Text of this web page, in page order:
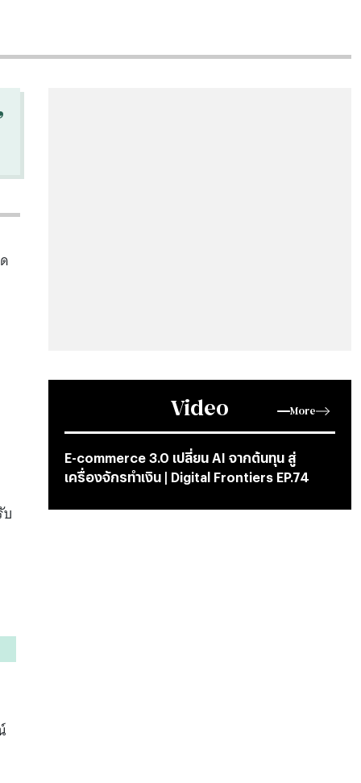
Video More
E-commerce 3.0 เปลี่ยน AI จากต้นทุน สู่
เครื่องจักรทำเงิน | Digital Frontiers EP.74